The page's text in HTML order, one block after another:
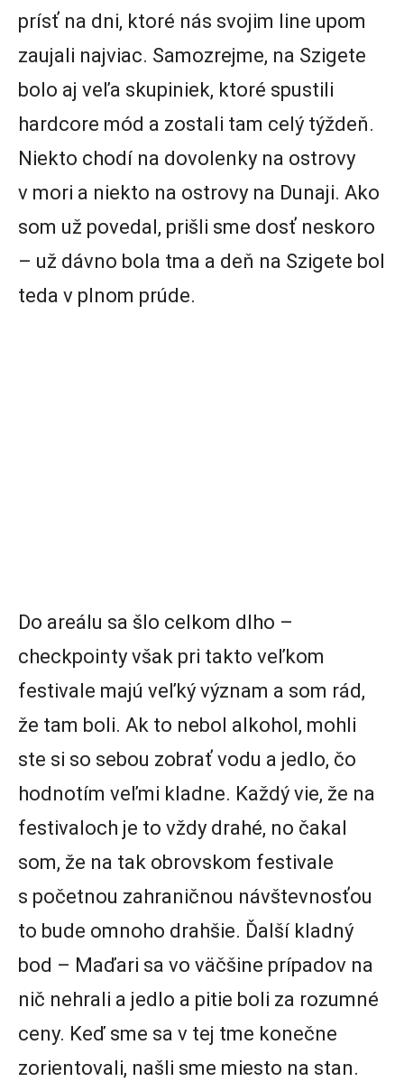
prísť na dni, ktoré nás svojim line upom
zaujali najviac. Samozrejme, na Szigete
bolo aj veľa skupiniek, ktoré spustili
hardcore mód a zostali tam celý týždeň.
Niekto chodí na dovolenky na ostrovy
v mori a niekto na ostrovy na Dunaji. Ako
som už povedal, prišli sme dosť neskoro
– už dávno bola tma a deň na Szigete bol
teda v plnom prúde.
Do areálu sa šlo celkom dlho –
checkpointy však pri takto veľkom
festivale majú veľký význam a som rád,
že tam boli. Ak to nebol alkohol, mohli
ste si so sebou zobrať vodu a jedlo, čo
hodnotím veľmi kladne. Každý vie, že na
festivaloch je to vždy drahé, no čakal
som, že na tak obrovskom festivale
s početnou zahraničnou návštevnosťou
to bude omnoho drahšie. Ďalší kladný
bod – Maďari sa vo väčšine prípadov na
nič nehrali a jedlo a pitie boli za rozumné
ceny. Keď sme sa v tej tme konečne
zorientovali, našli sme miesto na stan.